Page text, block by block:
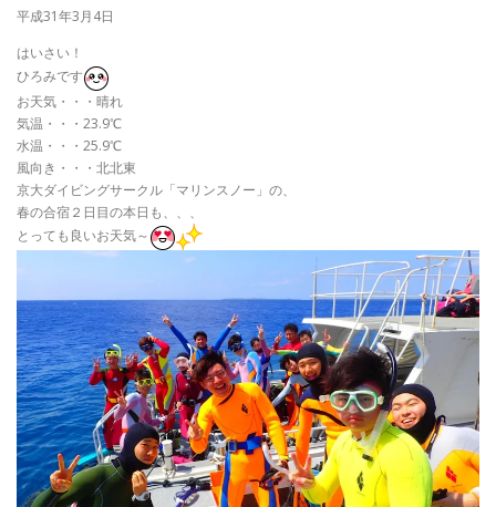
平成31年3月4日
はいさい！
ひろみです
お天気・・・晴れ
気温・・・23.9℃
水温・・・25.9℃
風向き・・・北北東
京大ダイビングサークル「マリンスノー」の、
春の合宿２日目の本日も、、、
とっても良いお天気～